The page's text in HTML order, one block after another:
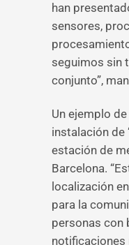
han
sensores,
seguimos sin
conjunto”,
Un ejemplo
instalación de
estación de
Barcelona.
localización
para la
personas con
notificaciones